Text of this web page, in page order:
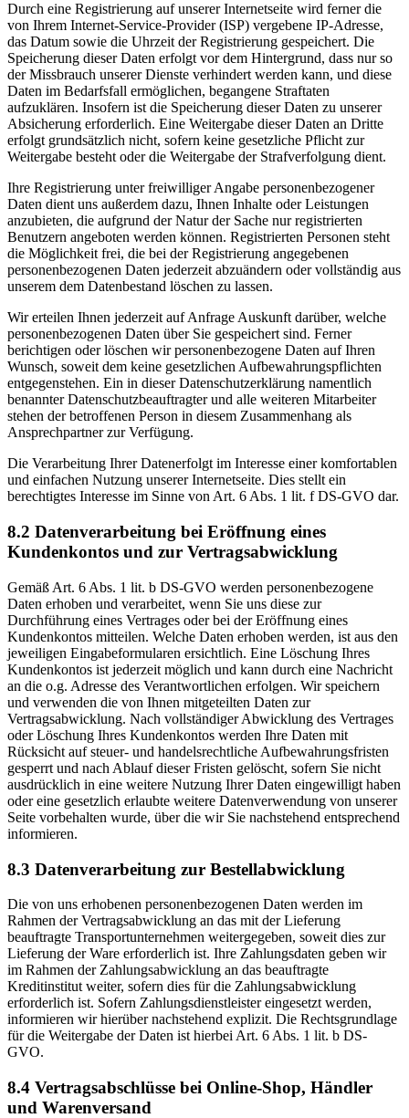
Durch eine Registrierung auf unserer Internetseite wird ferner die
von Ihrem Internet-Service-Provider (ISP) vergebene IP-Adresse,
das Datum sowie die Uhrzeit der Registrierung gespeichert. Die
Speicherung dieser Daten erfolgt vor dem Hintergrund, dass nur so
der Missbrauch unserer Dienste verhindert werden kann, und diese
Daten im Bedarfsfall ermöglichen, begangene Straftaten
aufzuklären. Insofern ist die Speicherung dieser Daten zu unserer
Absicherung erforderlich. Eine Weitergabe dieser Daten an Dritte
erfolgt grundsätzlich nicht, sofern keine gesetzliche Pflicht zur
Weitergabe besteht oder die Weitergabe der Strafverfolgung dient.
Ihre Registrierung unter freiwilliger Angabe personenbezogener
Daten dient uns außerdem dazu, Ihnen Inhalte oder Leistungen
anzubieten, die aufgrund der Natur der Sache nur registrierten
Benutzern angeboten werden können. Registrierten Personen steht
die Möglichkeit frei, die bei der Registrierung angegebenen
personenbezogenen Daten jederzeit abzuändern oder vollständig aus
unserem dem Datenbestand löschen zu lassen.
Wir erteilen Ihnen jederzeit auf Anfrage Auskunft darüber, welche
personenbezogenen Daten über Sie gespeichert sind. Ferner
berichtigen oder löschen wir personenbezogene Daten auf Ihren
Wunsch, soweit dem keine gesetzlichen Aufbewahrungspflichten
entgegenstehen. Ein in dieser Datenschutzerklärung namentlich
benannter Datenschutzbeauftragter und alle weiteren Mitarbeiter
stehen der betroffenen Person in diesem Zusammenhang als
Ansprechpartner zur Verfügung.
Die Verarbeitung Ihrer Datenerfolgt im Interesse einer komfortablen
und einfachen Nutzung unserer Internetseite. Dies stellt ein
berechtigtes Interesse im Sinne von Art. 6 Abs. 1 lit. f DS-GVO dar.
8.2 Datenverarbeitung bei Eröffnung eines
Kundenkontos und zur Vertragsabwicklung
Gemäß Art. 6 Abs. 1 lit. b DS-GVO werden personenbezogene
Daten erhoben und verarbeitet, wenn Sie uns diese zur
Durchführung eines Vertrages oder bei der Eröffnung eines
Kundenkontos mitteilen. Welche Daten erhoben werden, ist aus den
jeweiligen Eingabeformularen ersichtlich. Eine Löschung Ihres
Kundenkontos ist jederzeit möglich und kann durch eine Nachricht
an die o.g. Adresse des Verantwortlichen erfolgen. Wir speichern
und verwenden die von Ihnen mitgeteilten Daten zur
Vertragsabwicklung. Nach vollständiger Abwicklung des Vertrages
oder Löschung Ihres Kundenkontos werden Ihre Daten mit
Rücksicht auf steuer- und handelsrechtliche Aufbewahrungsfristen
gesperrt und nach Ablauf dieser Fristen gelöscht, sofern Sie nicht
ausdrücklich in eine weitere Nutzung Ihrer Daten eingewilligt haben
oder eine gesetzlich erlaubte weitere Datenverwendung von unserer
Seite vorbehalten wurde, über die wir Sie nachstehend entsprechend
informieren.
8.3 Datenverarbeitung zur Bestellabwicklung
Die von uns erhobenen personenbezogenen Daten werden im
Rahmen der Vertragsabwicklung an das mit der Lieferung
beauftragte Transportunternehmen weitergegeben, soweit dies zur
Lieferung der Ware erforderlich ist. Ihre Zahlungsdaten geben wir
im Rahmen der Zahlungsabwicklung an das beauftragte
Kreditinstitut weiter, sofern dies für die Zahlungsabwicklung
erforderlich ist. Sofern Zahlungsdienstleister eingesetzt werden,
informieren wir hierüber nachstehend explizit. Die Rechtsgrundlage
für die Weitergabe der Daten ist hierbei Art. 6 Abs. 1 lit. b DS-
GVO.
8.4 Vertragsabschlüsse bei Online-Shop, Händler
und Warenversand